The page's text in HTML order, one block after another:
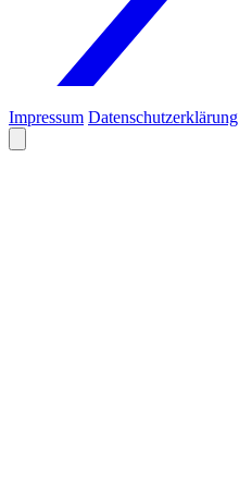
Impressum Datenschutzerklärung